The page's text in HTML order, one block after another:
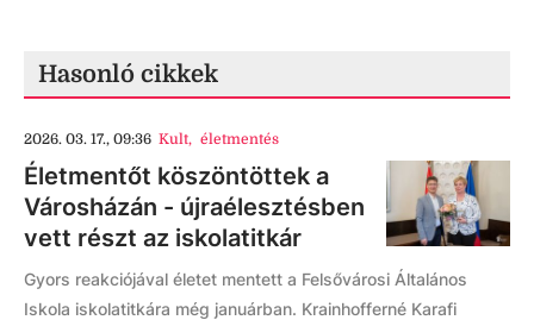
Hasonló cikkek
2026. 03. 17., 09:36 Kult, életmentés
Életmentőt köszöntöttek a
Városházán - újraélesztésben
vett részt az iskolatitkár
Gyors reakciójával életet mentett a Felsővárosi Általános
Iskola iskolatitkára még januárban. Krainhofferné Karafi